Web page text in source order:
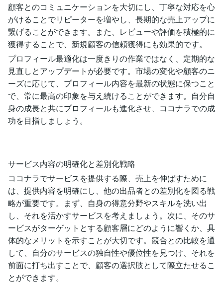
顧客とのコミュニケーションを大切にし、丁寧な対応を心
がけることでリピーターを増やし、長期的な売上アップに
繋げることができます。また、レビューや評価を積極的に
獲得することで、新規顧客の信頼獲得にも効果的です。
プロフィール最適化は一度きりの作業ではなく、定期的な
見直しとアップデートが必要です。市場の変化や顧客のニ
ーズに応じて、プロフィール内容を最新の状態に保つこと
で、常に最高の印象を与え続けることができます。自分自
身の成長と共にプロフィールも進化させ、ココナラでの成
功を目指しましょう。
サービス内容の明確化と差別化戦略
ココナラでサービスを提供する際、売上を伸ばすために
は、提供内容を明確にし、他の出品者との差別化を図る戦
略が重要です。まず、自身の得意分野やスキルを洗い出
し、それを活かすサービスを考えましょう。次に、そのサ
ービスがターゲットとする顧客層にどのように響くか、具
体的なメリットを示すことが大切です。競合との比較を通
して、自分のサービスの独自性や優位性を見つけ、それを
前面に打ち出すことで、顧客の選択肢として際立たせるこ
とができます。